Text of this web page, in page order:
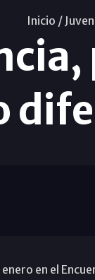
Inicio /
en el